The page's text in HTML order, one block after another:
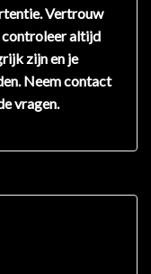
Vertrouw
controleer altijd
zijn en je
Neem contact
vragen.